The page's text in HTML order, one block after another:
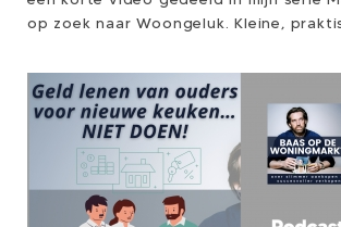
op zoek naar Woongeluk. Kleine,
overzicht en thuisgevoel te creëren...
zonder verbouwing, zonder hoge
Steeds meer mensen kijken mee,
of passen een tip direct toe. En
video’s sprongen er écht uit. Daarom deel
ik hier de Top 5 meest bekeken video’s,
daaronder 2 bonusvideo’s die veel